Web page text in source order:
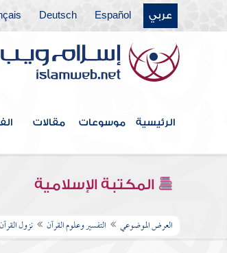
عربي Español
Deutsch
الرئيسية موسوعات مقالات
المكتبة الإسلامية
العرض الموضوعي التفسير وعلوم القرآن نزول القرآن